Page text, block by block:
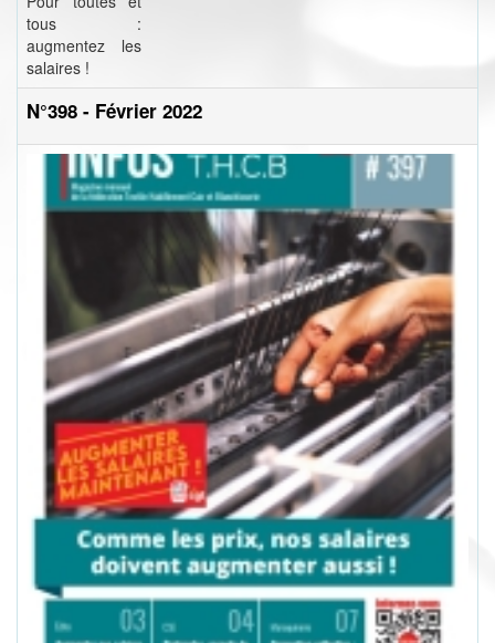
tous :
augmentez les
salaires !
N°398 - Février 2022